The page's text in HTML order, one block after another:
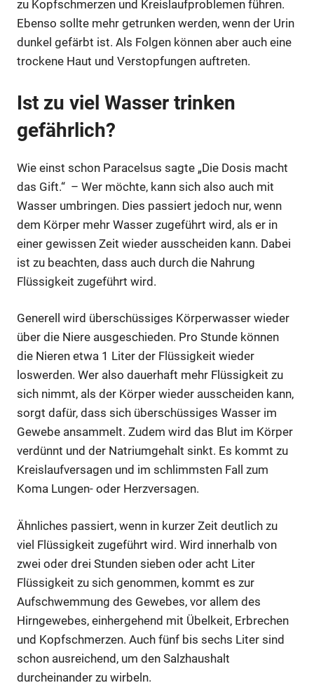
zu Kopfschmerzen und Kreislaufproblemen führen.
Ebenso sollte mehr getrunken werden, wenn der Urin
dunkel gefärbt ist. Als Folgen können aber auch eine
trockene Haut und Verstopfungen auftreten.
Ist zu viel Wasser trinken
gefährlich?
Wie einst schon Paracelsus sagte „Die Dosis macht
das Gift.“ – Wer möchte, kann sich also auch mit
Wasser umbringen. Dies passiert jedoch nur, wenn
dem Körper mehr Wasser zugeführt wird, als er in
einer gewissen Zeit wieder ausscheiden kann. Dabei
ist zu beachten, dass auch durch die Nahrung
Flüssigkeit zugeführt wird.
Generell wird überschüssiges Körperwasser wieder
über die Niere ausgeschieden. Pro Stunde können
die Nieren etwa 1 Liter der Flüssigkeit wieder
loswerden. Wer also dauerhaft mehr Flüssigkeit zu
sich nimmt, als der Körper wieder ausscheiden kann,
sorgt dafür, dass sich überschüssiges Wasser im
Gewebe ansammelt. Zudem wird das Blut im Körper
verdünnt und der Natriumgehalt sinkt. Es kommt zu
Kreislaufversagen und im schlimmsten Fall zum
Koma Lungen- oder Herzversagen.
Ähnliches passiert, wenn in kurzer Zeit deutlich zu
viel Flüssigkeit zugeführt wird. Wird innerhalb von
zwei oder drei Stunden sieben oder acht Liter
Flüssigkeit zu sich genommen, kommt es zur
Aufschwemmung des Gewebes, vor allem des
Hirngewebes, einhergehend mit Übelkeit, Erbrechen
und Kopfschmerzen. Auch fünf bis sechs Liter sind
schon ausreichend, um den Salzhaushalt
durcheinander zu wirbeln.